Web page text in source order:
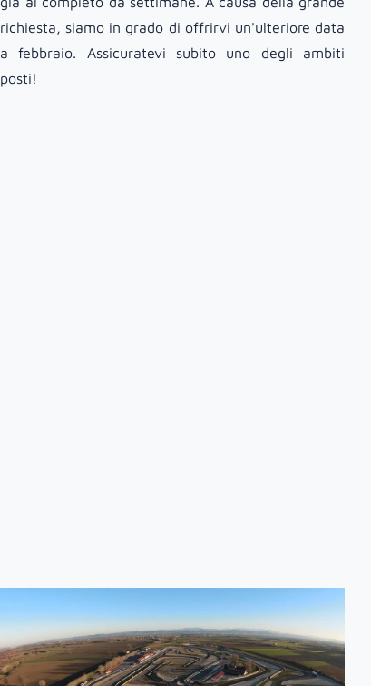
richiesta, siamo in grado di offrirvi un'ulteriore data
a febbraio. Assicuratevi subito uno degli ambiti
posti!